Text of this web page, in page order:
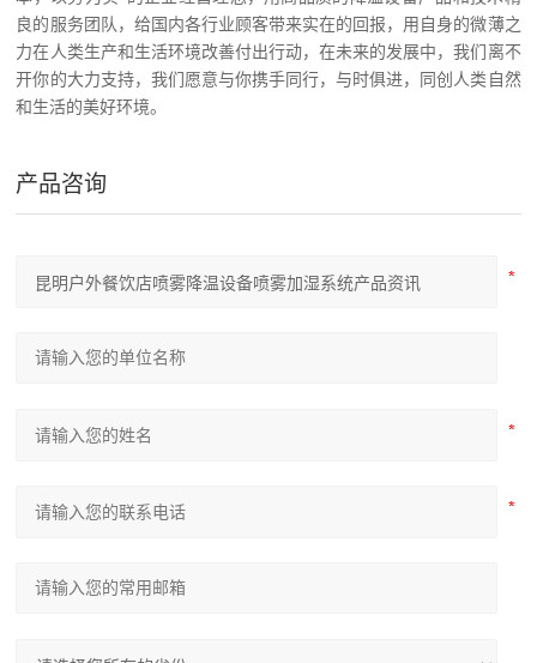
良的服务团队，给国内各行业顾客带来实在的回报，用自身的微薄之
力在人类生产和生活环境改善付出行动，在未来的发展中，我们离不
开你的大力支持，我们愿意与你携手同行，与时俱进，同创人类自然
和生活的美好环境。
产品咨询